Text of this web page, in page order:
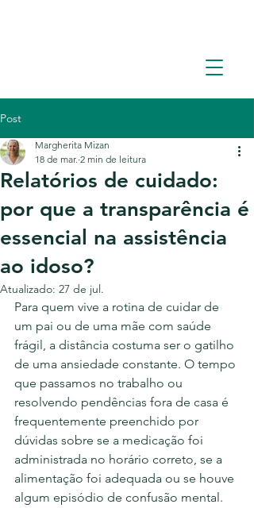
Post
Relatórios de cuidado:
por que a transparência é
essencial na assistência
ao idoso?
Margherita Mizan
18 de mar. 2 min de leitura
Atualizado: 27 de jul.
Para quem vive a rotina de cuidar de
um pai ou de uma mãe com saúde
frágil, a distância costuma ser o gatilho
de uma ansiedade constante. O tempo
que passamos no trabalho ou
resolvendo pendências fora de casa é
frequentemente preenchido por
dúvidas sobre se a medicação foi
administrada no horário correto, se a
alimentação foi adequada ou se houve
algum episódio de confusão mental.